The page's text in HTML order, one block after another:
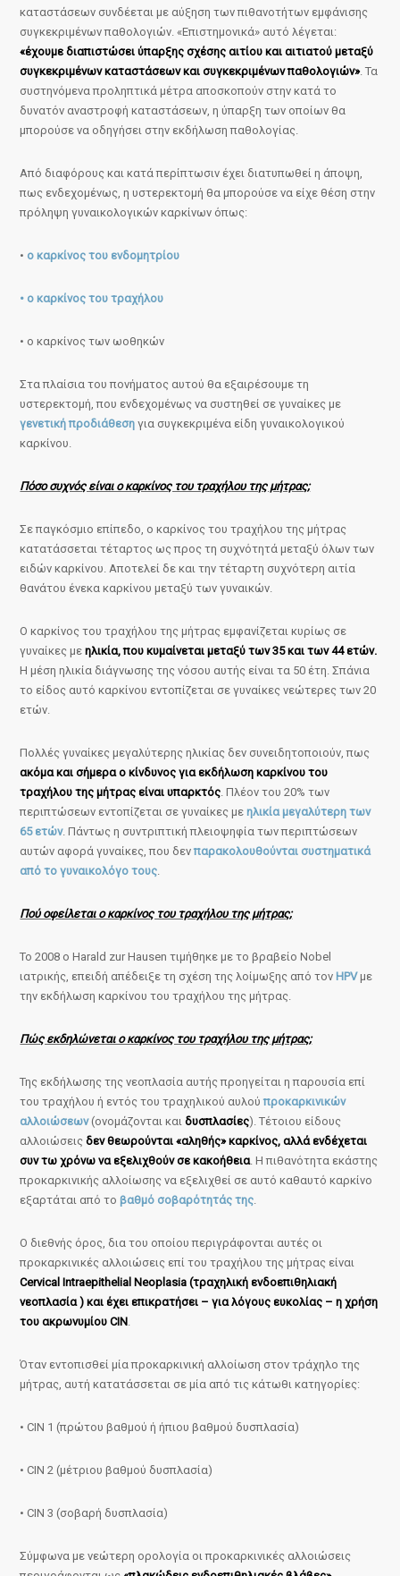
καταστάσεων συνδέεται με αύξηση των πιθανοτήτων εμφάνισης
συγκεκριμένων παθολογιών. «Επιστημονικά» αυτό λέγεται:
«έχουμε διαπιστώσει ύπαρξης σχέσης αιτίου και αιτιατού μεταξύ
συγκεκριμένων καταστάσεων και συγκεκριμένων παθολογιών». Τα
συστηνόμενα προληπτικά μέτρα αποσκοπούν στην κατά το
δυνατόν αναστροφή καταστάσεων, η ύπαρξη των οποίων θα
μπορούσε να οδηγήσει στην εκδήλωση παθολογίας.
Από διαφόρους και κατά περίπτωσιν έχει διατυπωθεί η άποψη,
πως ενδεχομένως, η υστερεκτομή θα μπορούσε να είχε θέση στην
πρόληψη γυναικολογικών καρκίνων όπως:
• ο καρκίνος του ενδομητρίου
• ο καρκίνος του τραχήλου
• ο καρκίνος των ωοθηκών
Στα πλαίσια του πονήματος αυτού θα εξαιρέσουμε τη
υστερεκτομή, που ενδεχομένως να συστηθεί σε γυναίκες με
γενετική προδιάθεση για συγκεκριμένα είδη γυναικολογικού
καρκίνου.
Πόσο συχνός είναι ο καρκίνος του τραχήλου της μήτρας;
Σε παγκόσμιο επίπεδο, ο καρκίνος του τραχήλου της μήτρας
κατατάσσεται τέταρτος ως προς τη συχνότητά μεταξύ όλων των
ειδών καρκίνου. Αποτελεί δε και την τέταρτη συχνότερη αιτία
θανάτου ένεκα καρκίνου μεταξύ των γυναικών.
Ο καρκίνος του τραχήλου της μήτρας εμφανίζεται κυρίως σε
γυναίκες μεηλικία, που κυμαίνεται μεταξύ των 35 και των 44 ετών.
Η μέση ηλικία διάγνωσης της νόσου αυτής είναι τα 50 έτη. Σπάνια
το είδος αυτό καρκίνου εντοπίζεται σε γυναίκες νεώτερες των 20
ετών.
Πολλές γυναίκες μεγαλύτερης ηλικίας δεν συνειδητοποιούν, πως
ακόμα και σήμερα ο κίνδυνος για εκδήλωση καρκίνου του
τραχήλου της μήτρας είναι υπαρκτός. Πλέον του 20% των
περιπτώσεων εντοπίζεται σε γυναίκες μεηλικία μεγαλύτερη των
65 ετών. Πάντως η συντριπτική πλειοψηφία των περιπτώσεων
αυτών αφορά γυναίκες, που δενπαρακολουθούνται συστηματικά
από το γυναικολόγο τους.
Πού οφείλεται ο καρκίνος του τραχήλου της μήτρας;
Το 2008 ο Harald zur Hausen τιμήθηκε με το βραβείο Nobel
ιατρικής, επειδή απέδειξε τη σχέση της λοίμωξης από τον HPVμε
την εκδήλωση καρκίνου του τραχήλου της μήτρας.
Πώς εκδηλώνεται ο καρκίνος του τραχήλου της μήτρας;
Της εκδήλωσης της νεοπλασία αυτής προηγείται η παρουσία επί
του τραχήλου ή εντός του τραχηλικού αυλούπροκαρκινικών
αλλοιώσεων(ονομάζονται καιδυσπλασίες). Τέτοιου είδους
αλλοιώσεις δεν θεωρούνται «αληθής» καρκίνος, αλλά ενδέχεται
συν τω χρόνω να εξελιχθούν σε κακοήθεια. Η πιθανότητα εκάστης
προκαρκινικής αλλοίωσης να εξελιχθεί σε αυτό καθαυτό καρκίνο
εξαρτάται από τοβαθμό σοβαρότητάς της.
Ο διεθνής όρος, δια του οποίου περιγράφονται αυτές οι
προκαρκινικές αλλοιώσεις επί του τραχήλου της μήτρας είναι
Cervical Intraepithelial Neoplasia (τραχηλική ενδοεπιθηλιακή
νεοπλασία ) και έχει επικρατήσει – για λόγους ευκολίας – η χρήση
του ακρωνυμίου CIN.
Όταν εντοπισθεί μία προκαρκινική αλλοίωση στον τράχηλο της
μήτρας, αυτή κατατάσσεται σε μία από τις κάτωθι κατηγορίες:
• CIN 1 (πρώτου βαθμού ή ήπιου βαθμού δυσπλασία)
• CIN 2 (μέτριου βαθμού δυσπλασία)
• CIN 3 (σοβαρή δυσπλασία)
Σύμφωνα με νεώτερη ορολογία οι προκαρκινικές αλλοιώσεις